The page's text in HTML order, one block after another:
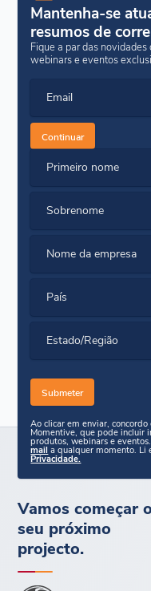
Mantenha-se
resumos de
Fique a par das
webinars e eventos
Email
Continuar
Primeiro nome
Sobrenome
Nome da empresa
País
Estado/Região
Ao clicar em enviar,
Momentive, que pode incluir
produtos, webinars e
mail a qualquer momento. Li
Privacidade.
Vamos começar o
seu próximo
projecto.